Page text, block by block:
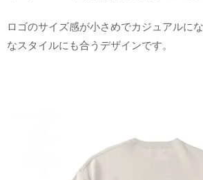
ロゴのサイズ感が小さめでカジュアルに
なスタイルにも合うデザインです。